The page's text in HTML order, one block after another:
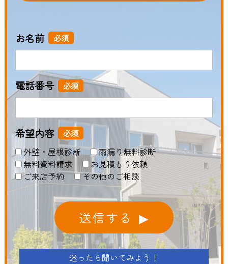
お名前 必須
電話番号 必須
希望内容 必須
外壁・屋根診断
雨漏り無料診断
無料資料請求
お見積もり依頼
ご来店予約
その他のご相談
送信する
迷ったら聞いてみよう！